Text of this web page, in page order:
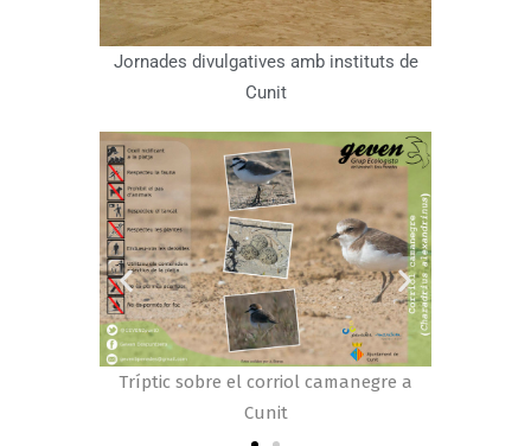
Jornades divulgatives amb instituts de
Cunit
Tríptic sobre el corriol camanegre a
Cunit